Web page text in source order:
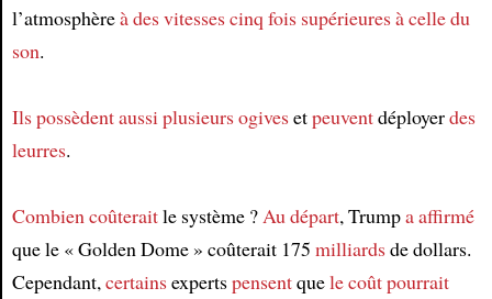
l’atmosphèreà des vitessescinq fois supérieures à celle du
son.
Ils possèdentaussiplusieursogivesetpeuventdéployerdes
leurres.
Combiencoûteraitle système ?Au départ, Trumpa affirmé
que le « Golden Dome » coûterait 175 milliardsde dollars.
Cependant,certainsexpertspensentquele coûtpourrait